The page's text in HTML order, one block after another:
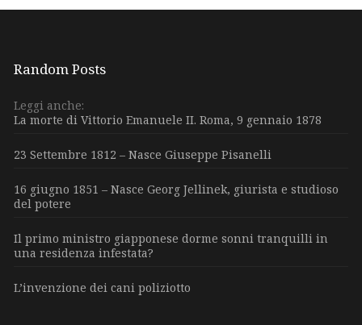
Random Posts
Leggi anche:
La morte di Vittorio Emanuele II. Roma, 9 gennaio 1878
23 Settembre 1812 – Nasce Giuseppe Pisanelli
16 giugno 1851 – Nasce Georg Jellinek, giurista e studioso
del potere
Il primo ministro giapponese dorme sonni tranquilli in
una residenza infestata?
L’invenzione dei cani poliziotto